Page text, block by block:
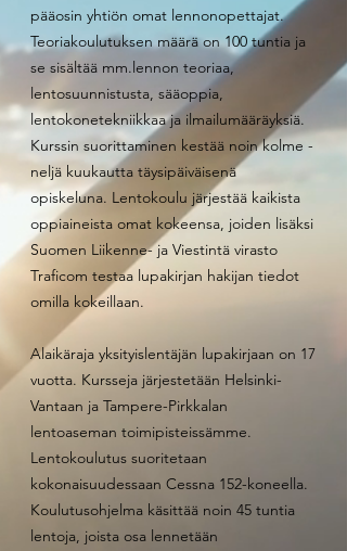
pääosin yhtiön omat lennonopettajat.
Teoriakoulutuksen määrä on 100 tuntia ja
se sisältää mm.lennon teoriaa,
lentosuunnistusta, sääoppia,
lentokonetekniikkaa ja ilmailumääräyksiä.
Kurssin suorittaminen kestää noin kolme -
neljä kuukautta täysipäiväisenä
opiskeluna. Lentokoulu järjestää kaikista
oppiaineista omat kokeensa, joiden lisäksi
Suomen Liikenne- ja Viestintä virasto
Traficom testaa lupakirjan hakijan tiedot
omilla kokeillaan.
Alaikäraja yksityislentäjän lupakirjaan on 17
vuotta. Kursseja järjestetään Helsinki-
Vantaan ja Tampere-Pirkkalan
lentoaseman toimipisteissämme.
Lentokoulutus suoritetaan
kokonaisuudessaan Cessna 152-koneella.
Koulutusohjelma käsittää noin 45 tuntia
lentoja, joista osa lennetään